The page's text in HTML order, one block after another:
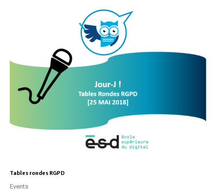
Tables rondes RGPD
Events